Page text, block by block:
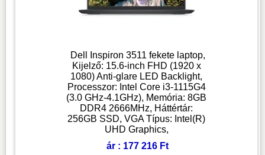
Dell Inspiron 3511 fekete laptop,
Kijelző: 15.6-inch FHD (1920 x
1080) Anti-glare LED Backlight,
Processzor: Intel Core i3-1115G4
(3.0 GHz-4.1GHz), Memória: 8GB
DDR4 2666MHz, Háttértár:
256GB SSD, VGA Típus: Intel(R)
UHD Graphics,
ár : 177 216 Ft